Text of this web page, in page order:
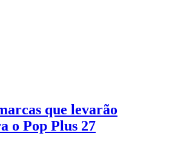
que levarão
o Pop Plus 27